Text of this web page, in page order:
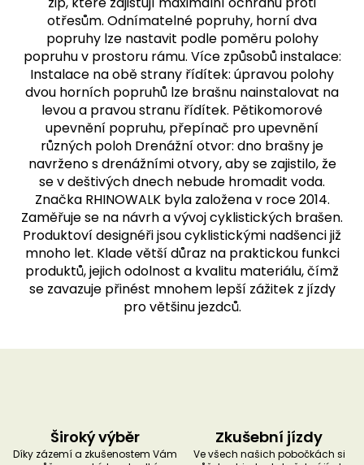
otřesům. Odnímatelné popruhy, horní dva
popruhy lze nastavit podle poměru polohy
popruhu v prostoru rámu. Více způsobů instalace:
Instalace na obě strany řídítek: úpravou polohy
dvou horních popruhů lze brašnu nainstalovat na
levou a pravou stranu řídítek. Pětikomorové
upevnění popruhu, přepínač pro upevnění
různých poloh Drenážní otvor: dno brašny je
navrženo s drenážními otvory, aby se zajistilo, že
se v deštivých dnech nebude hromadit voda.
Značka RHINOWALK byla založena v roce 2014.
Zaměřuje se na návrh a vývoj cyklistických brašen.
Produktoví designéři jsou cyklistickými nadšenci již
mnoho let. Klade větší důraz na praktickou funkci
produktů, jejich odolnost a kvalitu materiálu, čímž
se zavazuje přinést mnohem lepší zážitek z jízdy
pro většinu jezdců.
Široký výběr
Díky zázemí a zkušenostem Vám
Zkušební jízdy
Ve všech našich pobočkách si